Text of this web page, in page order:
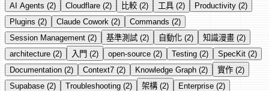
AI Agents (2) Cloudflare (2) 比較 (2) 工具 (2) Productivity (2)
Plugins (2) Claude Cowork (2) Commands (2)
Session Management (2) 基準測試 (2) 自動化 (2) 知識漫畫 (2)
architecture (2) 入門 (2) open-source (2) Testing (2) SpecKit (2)
Documentation (2) Context7 (2) Knowledge Graph (2) 實作 (2)
Supabase (2) Troubleshooting (2) 架構 (2) Enterprise (2)